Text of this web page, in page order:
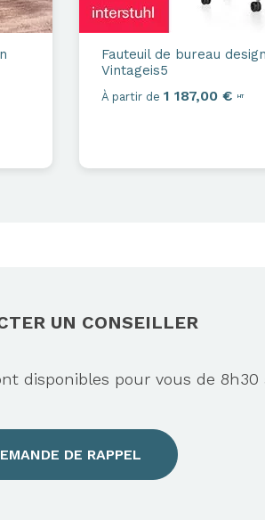
Fauteuil de bureau
Vintageis5
À partir de 1 187,00 € HT
UN CONSEILLER
disponibles pour vous de
DE RAPPEL